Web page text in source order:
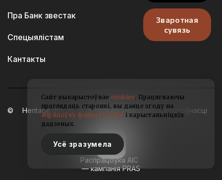
Пра Банк звестак
Спецыялістам
Кантакты
Зваротная
сувязь
Heritage.gov.by — гісторыка-культурныя каштоўнасці
Беларусі
Распрацоўка АІС
— кампанія PRAS
Сайт выкарыстоўвае cookies. Працягваючы
праглядаць старонкі, вы даяце згоду на
апрацоўку файлаў cookie і карыстальніцкіх
дадзеных.
Усё зразумела